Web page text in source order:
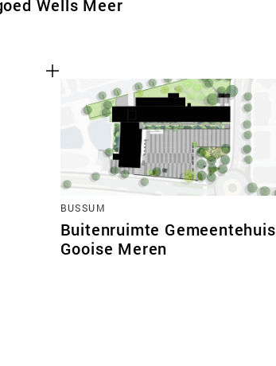
Wells Meer
BUSSUM
Buitenruimte Gemeentehuis
Gooise Meren